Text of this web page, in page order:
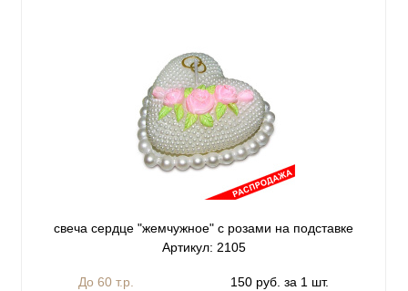
свеча сердце "жемчужное" с розами на подставке
Артикул: 2105
До 60 т.р.
150 руб. за 1 шт.